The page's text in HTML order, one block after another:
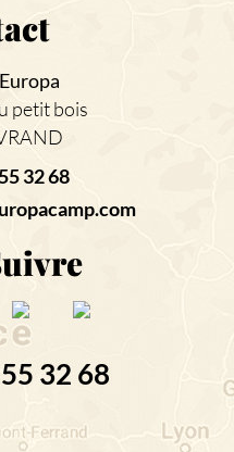
petit bois
32 68
32 68